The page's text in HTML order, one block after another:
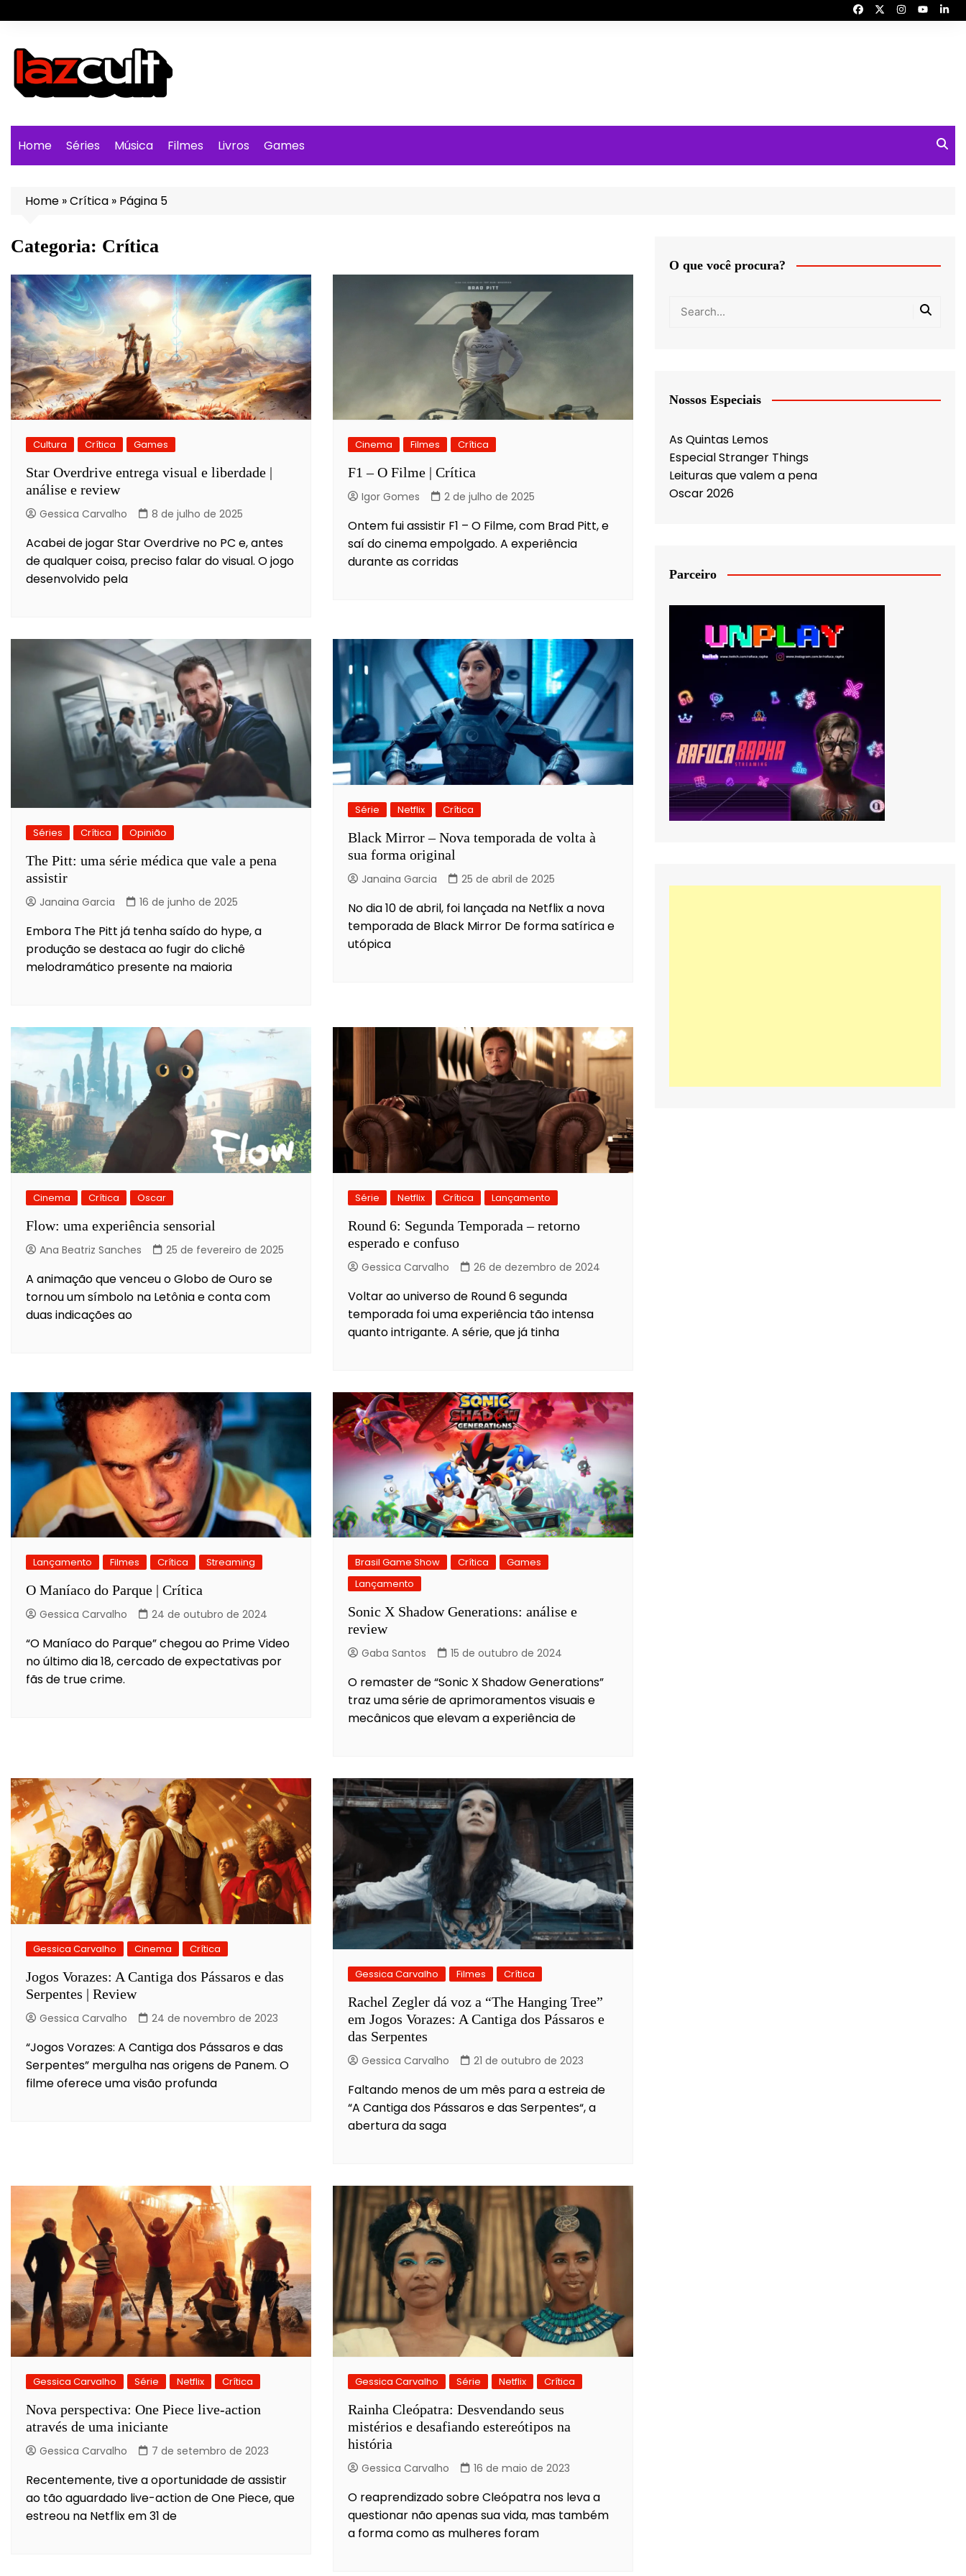
para
conteúdo
Home Séries Música Filmes Livros Games
Home »Crítica » Página 5
Categoria: Crítica
Cultura Crítica Games
Star Overdrive entrega visual e liberdade |
análise e review
Gessica Carvalho 8 de julho de 2025
Acabei de jogar Star Overdrive no PC e, antes
de qualquer coisa, preciso falar do visual. O jogo
desenvolvido pela
Cinema Filmes Crítica
F1 – O Filme | Crítica
Igor Gomes 2 de julho de 2025
Ontem fui assistir F1 – O Filme, com Brad Pitt, e
saí do cinema empolgado. A experiência
durante as corridas
Séries Crítica Opinião
The Pitt: uma série médica que vale a pena
assistir
Janaina Garcia 16 de junho de 2025
Embora The Pitt já tenha saído do hype, a
produção se destaca ao fugir do clichê
melodramático presente na maioria
Série Netflix Crítica
Black Mirror – Nova temporada de volta à
sua forma original
Janaina Garcia 25 de abril de 2025
No dia 10 de abril, foi lançada na Netflix a nova
temporada de Black Mirror De forma satírica e
utópica
Cinema Crítica Oscar
Flow: uma experiência sensorial
Ana Beatriz Sanches 25 de fevereiro de 2025
A animação que venceu o Globo de Ouro se
tornou um símbolo na Letônia e conta com
duas indicações ao
Série Netflix Crítica Lançamento
Round 6: Segunda Temporada – retorno
esperado e confuso
Gessica Carvalho 26 de dezembro de 2024
Voltar ao universo de Round 6 segunda
temporada foi uma experiência tão intensa
quanto intrigante. A série, que já tinha
Lançamento Filmes Crítica Streaming
O Maníaco do Parque | Crítica
Gessica Carvalho 24 de outubro de 2024
“O Maníaco do Parque” chegou ao Prime Video
no último dia 18, cercado de expectativas por
fãs de true crime.
Brasil Game Show Crítica
Games
Lançamento
Sonic X Shadow Generations: análise e
review
Gaba Santos 15 de outubro de 2024
O remaster de “Sonic X Shadow Generations”
traz uma série de aprimoramentos visuais e
mecânicos que elevam a experiência de
Gessica Carvalho Cinema Crítica
Jogos Vorazes: A Cantiga dos Pássaros e das
Serpentes | Review
Gessica Carvalho 24 de novembro de 2023
“Jogos Vorazes: A Cantiga dos Pássaros e das
Serpentes” mergulha nas origens de Panem. O
filme oferece uma visão profunda
Gessica Carvalho Filmes Crítica
Rachel Zegler dá voz a “The Hanging Tree”
em Jogos Vorazes: A Cantiga dos Pássaros e
das Serpentes
Gessica Carvalho 21 de outubro de 2023
Faltando menos de um mês para a estreia de
“A Cantiga dos Pássaros e das Serpentes“, a
abertura da saga
Gessica Carvalho Série Netflix Crítica
Nova perspectiva: One Piece live-action
através de uma iniciante
Gessica Carvalho 7 de setembro de 2023
Recentemente, tive a oportunidade de assistir
ao tão aguardado live-action de One Piece, que
estreou na Netflix em 31 de
Gessica Carvalho Série Netflix Crítica
Rainha Cleópatra: Desvendando seus
mistérios e desafiando estereótipos na
história
Gessica Carvalho 16 de maio de 2023
O reaprendizado sobre Cleópatra nos leva a
questionar não apenas sua vida, mas também
a forma como as mulheres foram
O que você procura?
Nossos Especiais
As Quintas Lemos
Especial Stranger Things
Leituras que valem a pena
Oscar 2026
Parceiro